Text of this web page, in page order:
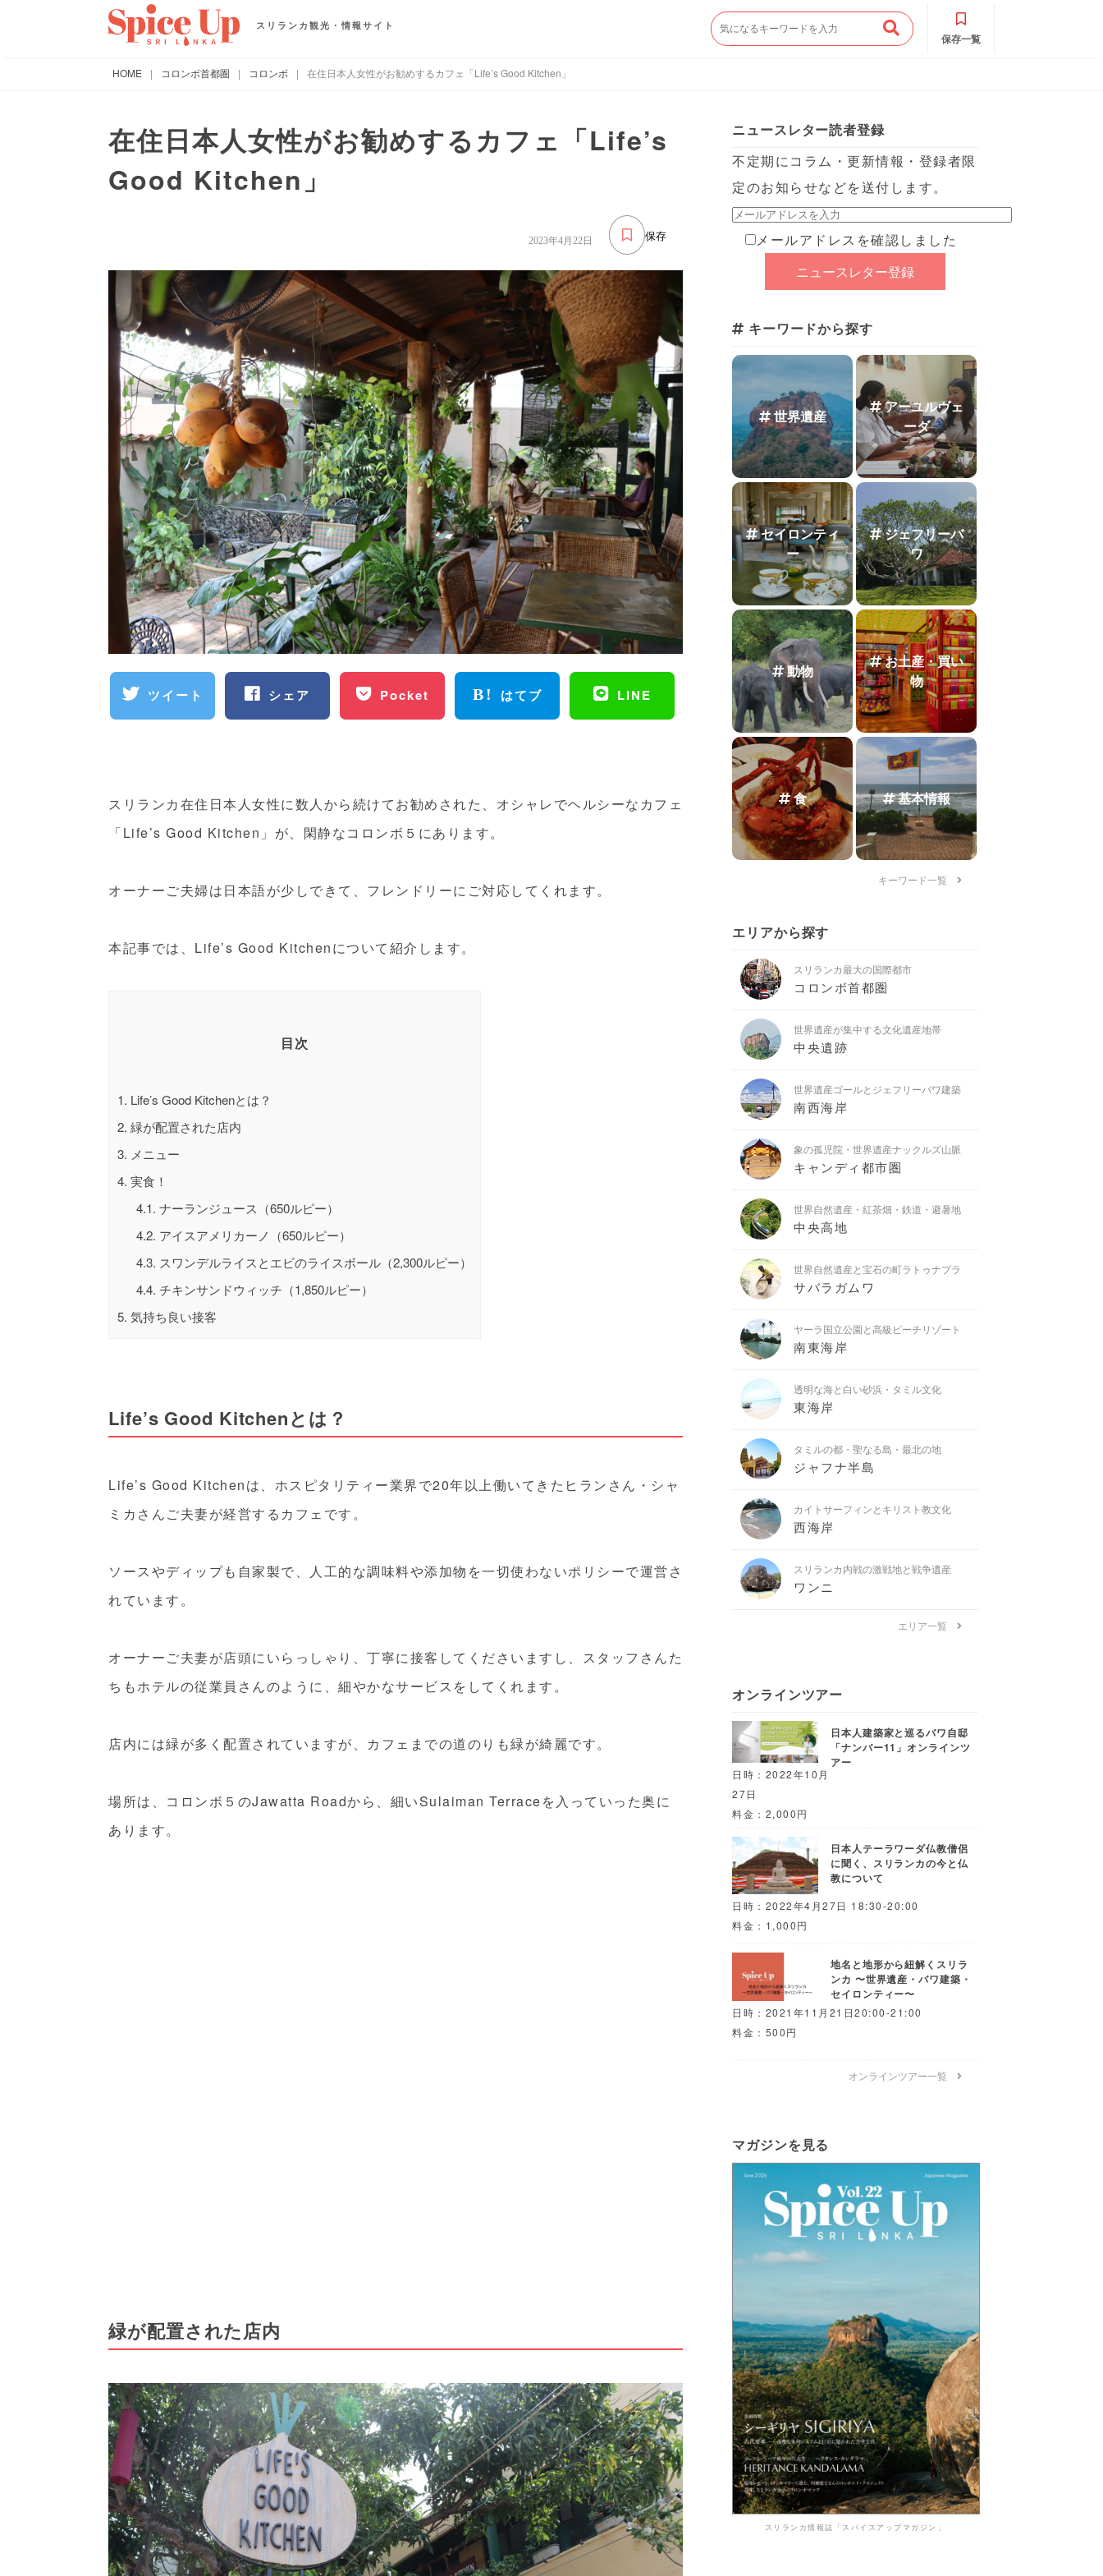
スリランカ観光・情報サイト
保存一覧
HOME | コロンボ首都圏 | コロンボ | 在住日本人女性がお勧めするカフェ「Life’s Good Kitchen」
在住日本人女性がお勧めするカフェ「Life’s
Good Kitchen」
保存
2023年4月22日
ツイート シェア Pocket はてブ LINE
スリランカ在住日本人女性に数人から続けてお勧めされた、オシャレでヘルシーなカフェ
「Life’s Good Kitchen」が、閑静なコロンボ５にあります。
オーナーご夫婦は日本語が少しできて、フレンドリーにご対応してくれます。
本記事では、Life’s Good Kitchenについて紹介します。
目次
1. Life’s Good Kitchenとは？
2. 緑が配置された店内
3. メニュー
4. 実食！
4.1. ナーランジュース（650ルピー）
4.2. アイスアメリカーノ（650ルピー）
4.3. スワンデルライスとエビのライスボール（2,300ルピー）
4.4. チキンサンドウィッチ（1,850ルピー）
5. 気持ち良い接客
Life’s Good Kitchenとは？
Life’s Good Kitchenは、ホスピタリティー業界で20年以上働いてきたヒランさん・シャ
ミカさんご夫妻が経営するカフェです。
ソースやディップも自家製で、人工的な調味料や添加物を一切使わないポリシーで運営さ
れています。
オーナーご夫妻が店頭にいらっしゃり、丁寧に接客してくださいますし、スタッフさんた
ちもホテルの従業員さんのように、細やかなサービスをしてくれます。
店内には緑が多く配置されていますが、カフェまでの道のりも緑が綺麗です。
場所は、コロンボ５のJawatta Roadから、細いSulaiman Terraceを入っていった奥に
あります。
緑が配置された店内
ニュースレター読者登録
不定期にコラム・更新情報・登録者限
定のお知らせなどを送付します。
メールアドレスを確認しました
キーワードから探す
世界遺産
アーユルヴェ
ーダ
セイロンティ
ー
ジェフリーバ
ワ
動物
お土産・買い
物
食 基本情報
キーワード一覧
エリアから探す
スリランカ最大の国際都市
コロンボ首都圏
世界遺産が集中する文化遺産地帯
中央遺跡
世界遺産ゴールとジェフリーバワ建築
南西海岸
象の孤児院・世界遺産ナックルズ山脈
キャンディ都市圏
世界自然遺産・紅茶畑・鉄道・避暑地
中央高地
世界自然遺産と宝石の町ラトゥナプラ
サバラガムワ
ヤーラ国立公園と高級ビーチリゾート
南東海岸
透明な海と白い砂浜・タミル文化
東海岸
タミルの都・聖なる島・最北の地
ジャフナ半島
カイトサーフィンとキリスト教文化
西海岸
スリランカ内戦の激戦地と戦争遺産
ワンニ
エリア一覧
オンラインツアー
日本人建築家と巡るバワ自邸
「ナンバー11」オンラインツ
アー
日時：2022年10月
27日
料金：2,000円
日本人テーラワーダ仏教僧侶
に聞く、スリランカの今と仏
教について
日時：2022年4月27日 18:30-20:00
料金：1,000円
地名と地形から紐解くスリラ
ンカ 〜世界遺産・バワ建築・
セイロンティー〜
日時：2021年11月21日20:00-21:00
料金：500円
オンラインツアー一覧
マガジンを見る
スリランカ情報誌「スパイスアップマガジン」